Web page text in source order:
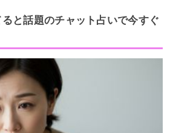
と話題のチャット占いで今すぐ